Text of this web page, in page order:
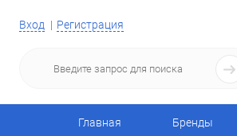
Вход Регистрация
Главная Бренды